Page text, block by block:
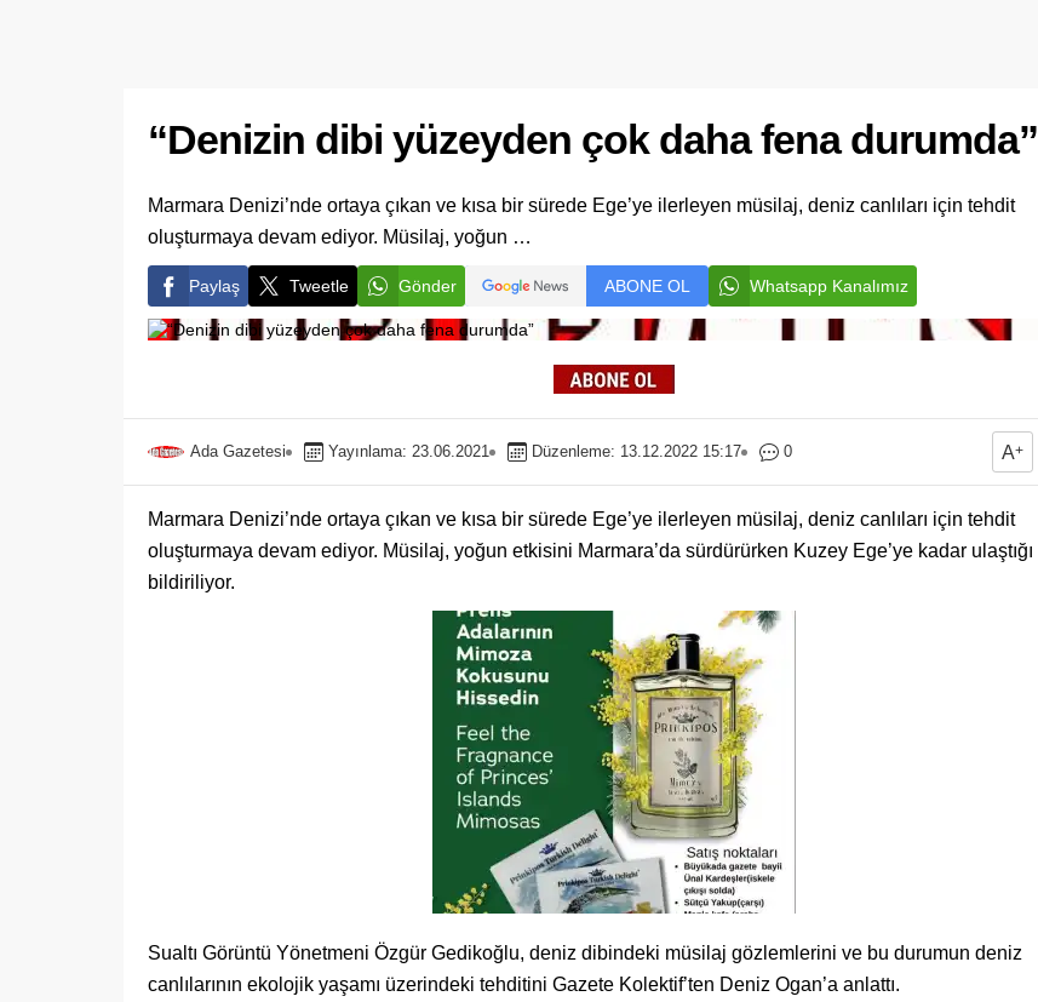
“Denizin dibi yüzeyden çok daha fena durumda”
Marmara Denizi’nde ortaya çıkan ve kısa bir sürede Ege’ye ilerleyen müsilaj, deniz canlıları için tehdit
oluşturmaya devam ediyor. Müsilaj, yoğun …
Paylaş Tweetle Gönder ABONE OL Whatsapp Kanalımız
Ada Gazetesi Yayınlama: 23.06.2021 Düzenleme: 13.12.2022 15:17 0 A+
Marmara Denizi’nde ortaya çıkan ve kısa bir sürede Ege’ye ilerleyen müsilaj, deniz canlıları için tehdit
oluşturmaya devam ediyor. Müsilaj, yoğun etkisini Marmara’da sürdürürken Kuzey Ege’ye kadar ulaştığı
bildiriliyor.
Sualtı Görüntü Yönetmeni Özgür Gedikoğlu, deniz dibindeki müsilaj gözlemlerini ve bu durumun deniz
canlılarının ekolojik yaşamı üzerindeki tehditini Gazete Kolektif’ten Deniz Ogan’a anlattı.